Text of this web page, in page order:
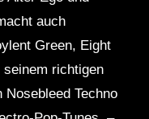
auch
Green, Eight
richtigen
Techno